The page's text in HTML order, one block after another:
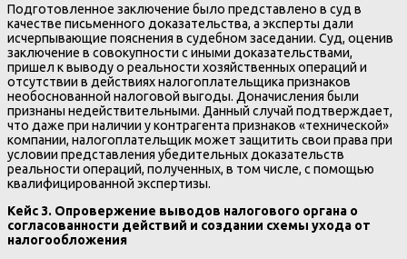
Подготовленное заключение было представлено в суд в
качестве письменного доказательства, а эксперты дали
исчерпывающие пояснения в судебном заседании. Суд, оценив
заключение в совокупности с иными доказательствами,
пришел к выводу о реальности хозяйственных операций и
отсутствии в действиях налогоплательщика признаков
необоснованной налоговой выгоды. Доначисления были
признаны недействительными. Данный случай подтверждает,
что даже при наличии у контрагента признаков «технической»
компании, налогоплательщик может защитить свои права при
условии представления убедительных доказательств
реальности операций, полученных, в том числе, с помощью
квалифицированной экспертизы.
Кейс 3. Опровержение выводов налогового органа о
согласованности действий и создании схемы ухода от
налогообложения